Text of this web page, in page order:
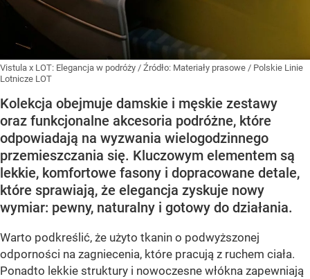
Vistula x LOT: Elegancja w podróży / Źródło: Materiały prasowe / Polskie Linie
Lotnicze LOT
Kolekcja obejmuje damskie i męskie zestawy
oraz funkcjonalne akcesoria podróżne, które
odpowiadają na wyzwania wielogodzinnego
przemieszczania się. Kluczowym elementem są
lekkie, komfortowe fasony i dopracowane detale,
które sprawiają, że elegancja zyskuje nowy
wymiar: pewny, naturalny i gotowy do działania.
Warto podkreślić, że użyto tkanin o podwyższonej
odporności na zagniecenia, które pracują z ruchem ciała.
Ponadto lekkie struktury i nowoczesne włókna zapewniają